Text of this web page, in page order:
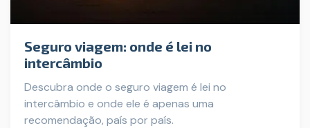
Seguro viagem: onde é lei no
intercâmbio
Descubra onde o seguro viagem é lei no
intercâmbio e onde ele é apenas uma
recomendação, país por país.